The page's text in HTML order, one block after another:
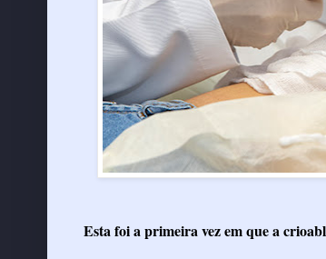
Esta foi a primeira vez em que a